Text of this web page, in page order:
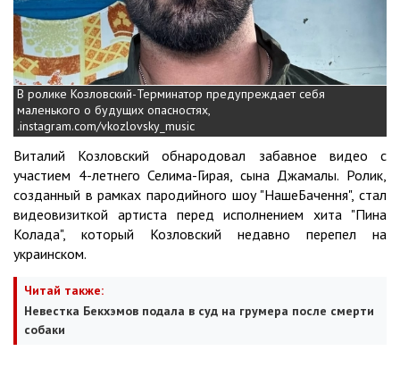
В ролике Козловский-Терминатор предупреждает себя
маленького о будущих опасностях,
.instagram.com/vkozlovsky_music
Виталий Козловский обнародовал забавное видео с
участием 4-летнего Селима-Гирая, сына Джамалы. Ролик,
созданный в рамках пародийного шоу "НашеБачення", стал
видеовизиткой артиста перед исполнением хита "Пина
Колада", который Козловский недавно перепел на
украинском.
Читай также:
Невестка Бекхэмов подала в суд на грумера после смерти
собаки